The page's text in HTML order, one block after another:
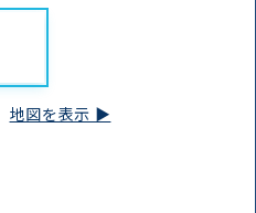
地図を表示 ▶︎